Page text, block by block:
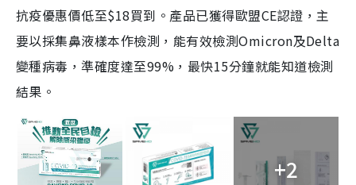
抗疫優惠價低至$18買到。產品已獲得歐盟CE認證，主
要以採集鼻液樣本作檢測，能有效檢測Omicron及Delta
變種病毒，準確度達至99%，最快15分鐘就能知道檢測
結果。
+2